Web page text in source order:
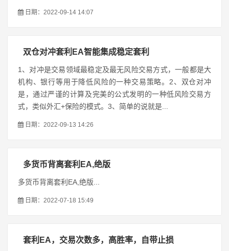
日期：2022-09-14 14:07
双仓对冲套利EA智能集成稳定套利
1、对冲是交易领域最稳定及最无风险交易方式，一般都是大
机构、银行等用于降低风险的一种交易策略。2、双仓对冲
是，通过严谨的计算及完美的公式发明的一种低风险交易方
式，类似外汇+保险的模式。3、简单的说就是...
日期：2022-09-13 14:26
多货币背离套利EA,绝版
多货币背离套利EA,绝版...
日期：2022-07-18 15:49
套利EA，交易次数多，高胜率，自带止损